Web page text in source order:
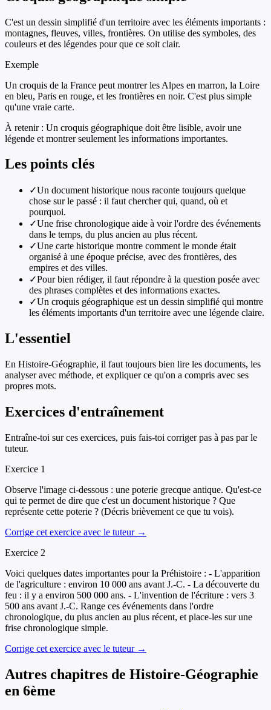
C'est un dessin simplifié d'un territoire avec les éléments importants :
montagnes, fleuves, villes, frontières. On utilise des symboles, des
couleurs et des légendes pour que ce soit clair.
Exemple
Un croquis de la France peut montrer les Alpes en marron, la Loire
en bleu, Paris en rouge, et les frontières en noir. C'est plus simple
qu'une vraie carte.
À retenir : Un croquis géographique doit être lisible, avoir une
légende et montrer seulement les informations importantes.
Les points clés
✓Un document historique nous raconte toujours quelque
chose sur le passé : il faut chercher qui, quand, où et
pourquoi.
✓Une frise chronologique aide à voir l'ordre des événements
dans le temps, du plus ancien au plus récent.
✓Une carte historique montre comment le monde était
organisé à une époque précise, avec des frontières, des
empires et des villes.
✓Pour bien rédiger, il faut répondre à la question posée avec
des phrases complètes et des informations exactes.
✓Un croquis géographique est un dessin simplifié qui montre
les éléments importants d'un territoire avec une légende claire.
L'essentiel
En Histoire-Géographie, il faut toujours bien lire les documents, les
analyser avec méthode, et expliquer ce qu'on a compris avec ses
propres mots.
Exercices d'entraînement
Entraîne-toi sur ces exercices, puis fais-toi corriger pas à pas par le
tuteur.
Exercice 1
Observe l'image ci-dessous : une poterie grecque antique. Qu'est-ce
qui te permet de dire que c'est un document historique ? Que
représente cette poterie ? (Décris brièvement ce que tu vois).
Corrige cet exercice avec le tuteur →
Exercice 2
Voici quelques dates importantes pour la Préhistoire : - L'apparition
de l'agriculture : environ 10 000 ans avant J.-C. - La découverte du
feu : il y a environ 500 000 ans. - L'invention de l'écriture : vers 3
500 ans avant J.-C. Range ces événements dans l'ordre
chronologique, du plus ancien au plus récent, et place-les sur une
frise chronologique simple.
Corrige cet exercice avec le tuteur →
Autres chapitres de Histoire-Géographie
en 6ème